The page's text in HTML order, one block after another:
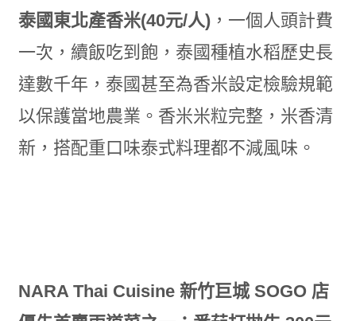
泰國東北產香米(40元/人)，一個人頭計費
一次，續飯吃到飽，泰國種植水稻歷史長
達數千年，泰國甚至為香米設定檢驗規範
以保護當地農業。香米米粒完整，米香清
新，搭配重口味泰式料理都不減風味。
NARA Thai Cuisine 新竹巨城 SOGO 店